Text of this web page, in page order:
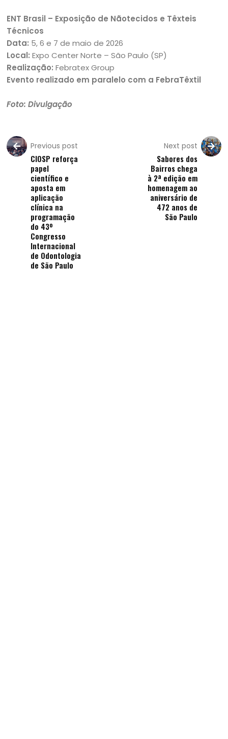
ENT Brasil – Exposição de Nãotecidos e Têxteis
Técnicos
Data: 5, 6 e 7 de maio de 2026
Local: Expo Center Norte – São Paulo (SP)
Realização: Febratex Group
Evento realizado em paralelo com a FebraTêxtil
Foto: Divulgação
Previous post
CIOSP reforça
papel
científico e
aposta em
aplicação
clínica na
programação
do 43º
Congresso
Internacional
de Odontologia
de São Paulo
Next post
Sabores dos
Bairros chega
à 2ª edição em
homenagem ao
aniversário de
472 anos de
São Paulo